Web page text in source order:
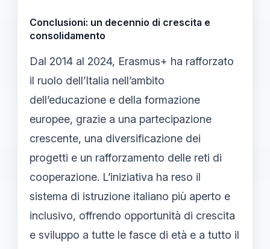
Conclusioni: un decennio di crescita e
consolidamento
Dal 2014 al 2024, Erasmus+ ha rafforzato
il ruolo dell’Italia nell’ambito
dell’educazione e della formazione
europee, grazie a una partecipazione
crescente, una diversificazione dei
progetti e un rafforzamento delle reti di
cooperazione. L’iniziativa ha reso il
sistema di istruzione italiano più aperto e
inclusivo, offrendo opportunità di crescita
e sviluppo a tutte le fasce di età e a tutto il